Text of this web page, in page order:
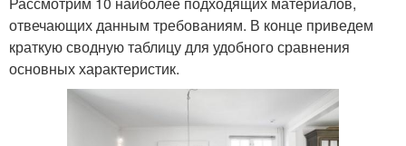
отвечающих данным требованиям. В конце приведем
краткую сводную таблицу для удобного сравнения
основных характеристик.